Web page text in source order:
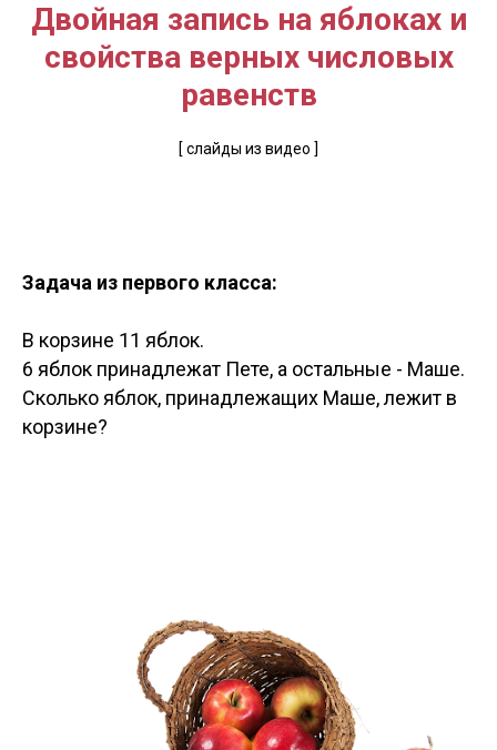
Двойная запись на яблоках и
свойства верных числовых
равенств
[ слайды из видео ]
Задача из первого класса:
В корзине 11 яблок.
6 яблок принадлежат Пете, а остальные - Маше.
Сколько яблок, принадлежащих Маше, лежит в
корзине?